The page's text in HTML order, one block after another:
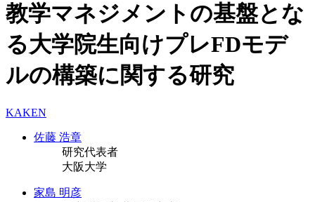
教学マネジメントの基盤とな
る大学院生向けプレFDモデ
ルの構築に関する研究
KAKEN
佐藤 浩章
研究代表者
大阪大学
家島 明彦